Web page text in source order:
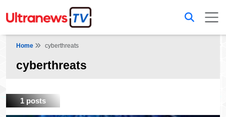
Home cyberthreats
cyberthreats
1 posts